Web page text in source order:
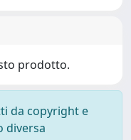
prodotto.
da copyright e
diversa